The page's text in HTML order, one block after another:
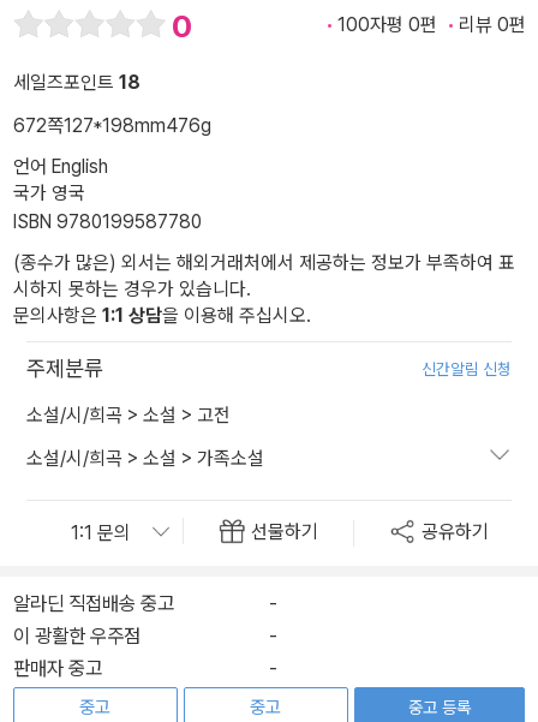
0 100자평 0편 리뷰 0편
세일즈포인트 18
672쪽127*198mm476g
언어 English
국가 영국
ISBN 9780199587780
(종수가 많은) 외서는 해외거래처에서 제공하는 정보가 부족하여 표
시하지 못하는 경우가 있습니다.
문의사항은 1:1 상담을 이용해 주십시오.
주제분류 신간알림 신청
소설/시/희곡 > 소설 > 고전
소설/시/희곡 > 소설 > 가족소설
선물하기 공유하기
알라딘 직접배송 중고
-
이 광활한 우주점
-
판매자 중고
-
중고
중고
중고 등록